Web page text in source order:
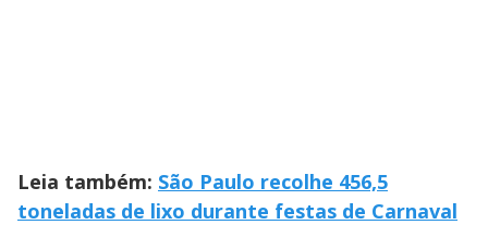
Leia também: São Paulo recolhe 456,5
toneladas de lixo durante festas de Carnaval